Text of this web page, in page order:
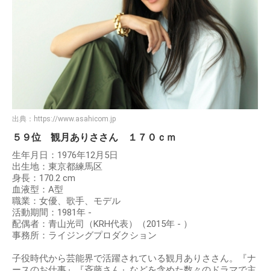
出典： https://www.asahicom.jp
５９位 観月ありささん １７０ｃｍ
生年月日：1976年12月5日
出生地：東京都練馬区
身長：170.2 cm
血液型：A型
職業：女優、歌手、モデル
活動期間：1981年 -
配偶者：青山光司（KRH代表）（2015年 - ）
事務所：ライジングプロダクション
子役時代から芸能界で活躍されている観月ありささん。『ナ